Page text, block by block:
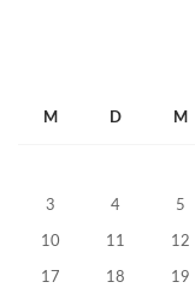
M D M
3 4 5
10 11 12
17 18 19